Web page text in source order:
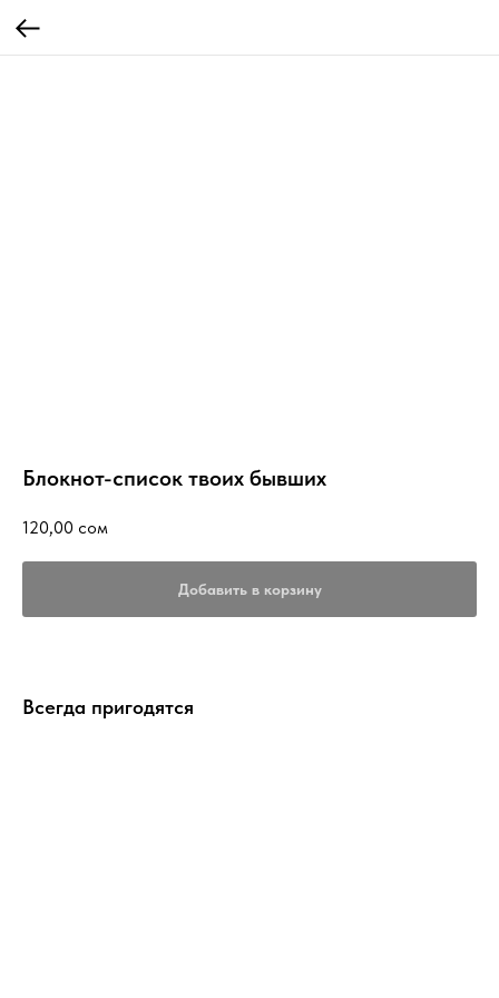
Блокнот-список твоих бывших
120,00 сом
Добавить в корзину
Всегда пригодятся